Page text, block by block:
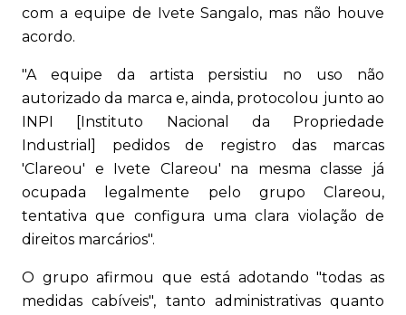
com a equipe de Ivete Sangalo, mas não houve
acordo.
"A equipe da artista persistiu no uso não
autorizado da marca e, ainda, protocolou junto ao
INPI [Instituto Nacional da Propriedade
Industrial] pedidos de registro das marcas
'Clareou' e Ivete Clareou' na mesma classe já
ocupada legalmente pelo grupo Clareou,
tentativa que configura uma clara violação de
direitos marcários".
O grupo afirmou que está adotando "todas as
medidas cabíveis", tanto administrativas quanto